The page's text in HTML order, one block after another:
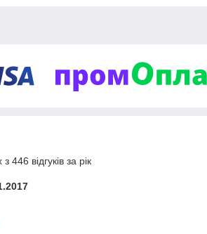
Бесплатные
опытных рыболовов по
рыболовов
446 відгуків за рік